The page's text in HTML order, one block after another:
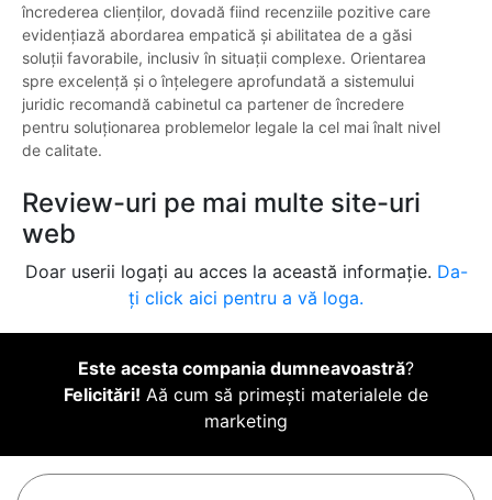
încrederea clienților, dovadă fiind recenziile pozitive care
evidențiază abordarea empatică și abilitatea de a găsi
soluții favorabile, inclusiv în situații complexe. Orientarea
spre excelență și o înțelegere aprofundată a sistemului
juridic recomandă cabinetul ca partener de încredere
pentru soluționarea problemelor legale la cel mai înalt nivel
de calitate.
Review-uri pe mai multe site-uri
web
Doar userii logați au acces la această informație. Da-
ți click aici pentru a vă loga.
Este acesta compania dumneavoastră?
Felicitări! Aă cum să primești materialele de
marketing